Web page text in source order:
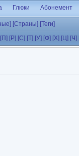
Глюки Абонемент
[Страны] [Теги]
[П] [Р] [С] [Т] [У] [Ф] [Х] [Ц] [Ч]